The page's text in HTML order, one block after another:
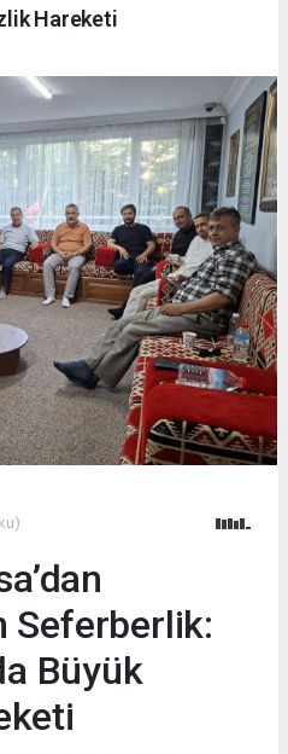
Hareketi
Seferberlik:
Büyük